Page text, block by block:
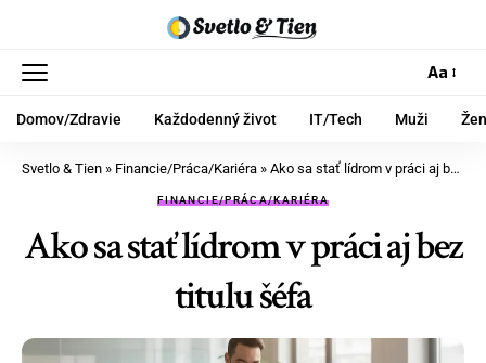
Aa
Domov/Zdravie Každodenný život IT/Tech Muži
Svetlo & Tien » Financie/Práca/Kariéra » Ako sa stať lídrom v práci aj bez titulu šéfa
FINANCIE/PRÁCA/KARIÉRA
Ako sa stať lídrom v práci aj bez
titulu šéfa